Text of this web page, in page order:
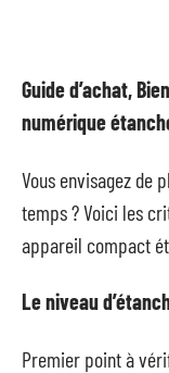
Guide d’achat,
numérique
Vous envisagez de
temps ? Voici les
appareil compact
Le niveau
Premier point à